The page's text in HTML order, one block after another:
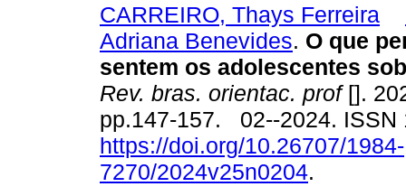
CARREIRO, Thays Ferreira
Adriana Benevides. O que
sentem os adolescentes
Rev. bras. orientac. prof[].
pp.147-157. 02--2024. ISSN
https://doi.org/10.26707/1984-
7270/2024v25n0204.